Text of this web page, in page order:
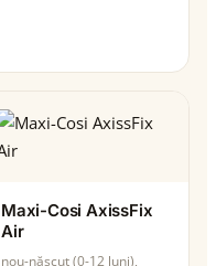
Maxi-Cosi AxissFix
Air
nou-născut (0-12 luni),